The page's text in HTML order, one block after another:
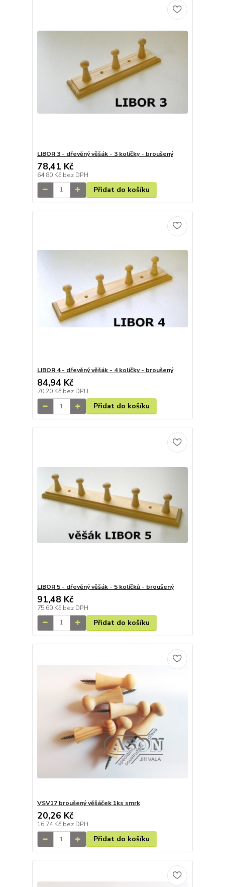
LIBOR 3 - dřevěný věšák - 3 kolíčky - broušený
78,41 Kč
64,80 Kč bez DPH
Přidat do košíku
LIBOR 4 - dřevěný věšák - 4 kolíčky - broušený
84,94 Kč
70,20 Kč bez DPH
Přidat do košíku
LIBOR 5 - dřevěný věšák - 5 kolíčků - broušený
91,48 Kč
75,60 Kč bez DPH
Přidat do košíku
VSV17 broušený věšáček 1ks smrk
20,26 Kč
16,74 Kč bez DPH
Přidat do košíku